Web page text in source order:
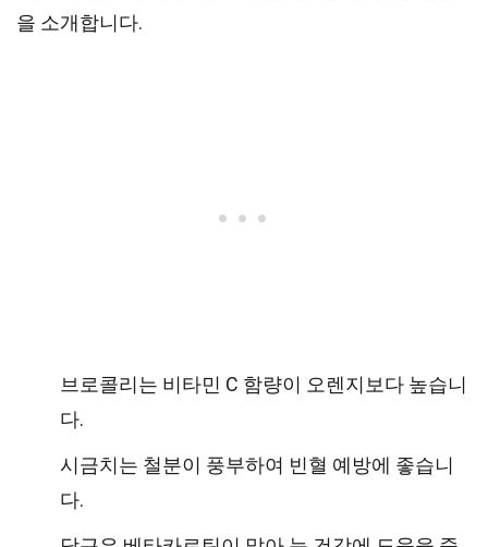
을 소개합니다.
브로콜리는 비타민 C 함량이 오렌지보다 높습니
다.
시금치는 철분이 풍부하여 빈혈 예방에 좋습니
다.